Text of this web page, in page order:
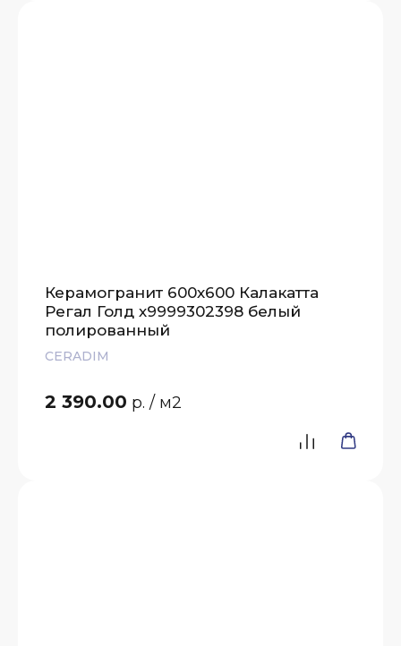
Керамогранит 600х600 Калакатта
Регал Голд х9999302398 белый
полированный
CERADIM
2 390.00 р. / м2